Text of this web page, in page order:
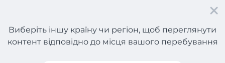
Реєстрація
Виберіть іншу країну чи регіон, щоб переглянути
контент відповідно до місця вашого перебування